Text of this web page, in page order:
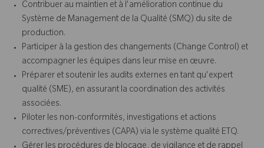
Contribuer au maintien et à l'amélioration continue du
Système de Management de la Qualité (SMQ) du site de
production.
Participer à la gestion des changements (Change Control) et
accompagner les équipes dans leur mise en œuvre.
Préparer et soutenir les audits externes en tant qu'expert
qualité (SME), en assurant la coordination des activités
associées.
Piloter les non-conformités, investigations et actions
correctives/préventives (CAPA) via le système qualité ETQ.